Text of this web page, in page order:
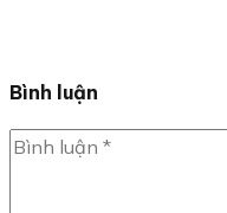
Bình luận